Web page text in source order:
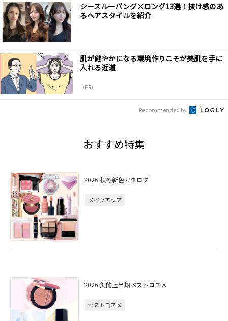
シースルーバング×ロング13選！抜け感のあ
るヘアスタイルを紹介
肌が健やかになる環境作りこそが美肌を手に
入れる近道
（PR）
Recommended by
おすすめ特集
2026 秋冬新色カタログ
メイクアップ
2026 美的上半期ベストコスメ
ベストコスメ